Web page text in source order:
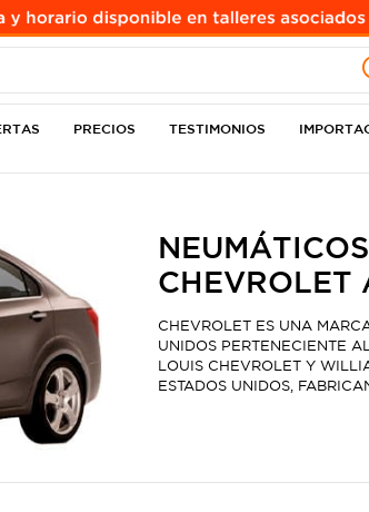
PRECIOS TESTIMONIOS
CHEVROLET
CHEVROLET ES UNA
UNIDOS PERTENECIENTE
LOUIS CHEVROLET Y
ESTADOS UNIDOS,